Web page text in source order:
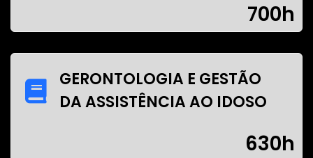
700h
GERONTOLOGIA E GESTÃO
DA ASSISTÊNCIA AO IDOSO
630h